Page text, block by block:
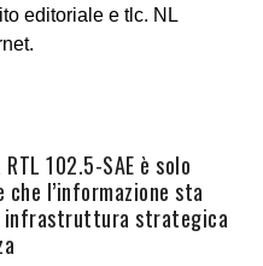
editoriale e tlc. NL
102.5-SAE è solo
che l’informazione sta
infrastruttura strategica